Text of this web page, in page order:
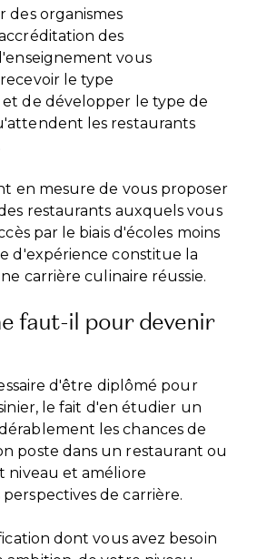
des organismes
des
vous
le type
de développer le type de
les restaurants
en mesure de vous proposer
restaurants auxquels vous
par le biais d'écoles moins
d'expérience constitue la
carrière culinaire réussie.
faut-il pour devenir
d'être diplômé pour
le fait d'en étudier un
les chances de
poste dans un restaurant ou
niveau et améliore
de carrière.
dont vous avez besoin